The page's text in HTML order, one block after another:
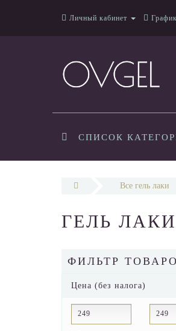
Личный кабинет
СПИСОК
Все гель лаки
ГЕЛЬ
ФИЛЬТР
Цена (без налога)